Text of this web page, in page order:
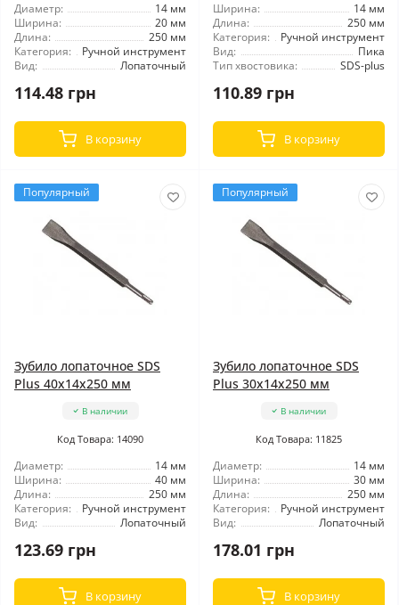
Диаметр:
14 мм
Ширина:
20 мм
Длина:
250 мм
Категория:
Ручной инструмент
Вид:
Лопаточный
114.48 грн
В корзину
Ширина:
14 мм
Длина:
250 мм
Категория:
Ручной инструмент
Вид:
Пика
Тип хвостовика:
SDS-plus
110.89 грн
В корзину
Популярный
Зубило лопаточное SDS
Plus 40x14x250 мм
В наличии
Код Товара: 14090
Диаметр:
14 мм
Ширина:
40 мм
Длина:
250 мм
Категория:
Ручной инструмент
Вид:
Лопаточный
123.69 грн
В корзину
Популярный
Зубило лопаточное SDS
Plus 30x14x250 мм
В наличии
Код Товара: 11825
Диаметр:
14 мм
Ширина:
30 мм
Длина:
250 мм
Категория:
Ручной инструмент
Вид:
Лопаточный
178.01 грн
В корзину